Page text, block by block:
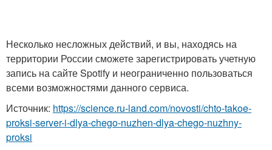
Несколько несложных действий, и вы, находясь на
территории России сможете зарегистрировать учетную
запись на сайте Spotify и неограниченно пользоваться
всеми возможностями данного сервиса.
Источник: https://science.ru-land.com/novosti/chto-takoe-
proksi-server-i-dlya-chego-nuzhen-dlya-chego-nuzhny-
proksi